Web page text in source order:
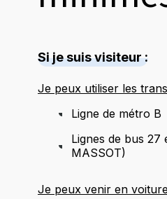
Si je suis visiteur :
Je peux utiliser les
Ligne de métro B
Lignes de bus 27
MASSOT)
Je peux venir en